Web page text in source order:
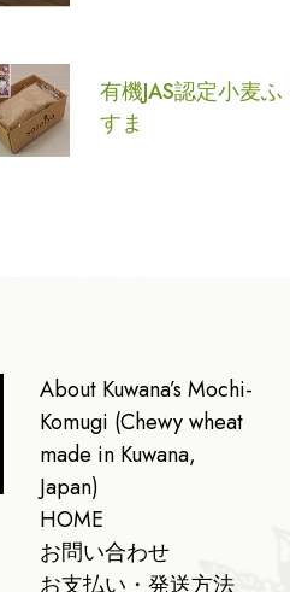
有機JAS認定小麦ふ
すま
About Kuwana’s Mochi-
Komugi (Chewy wheat
made in Kuwana,
Japan)
HOME
お問い合わせ
お支払い・発送方法